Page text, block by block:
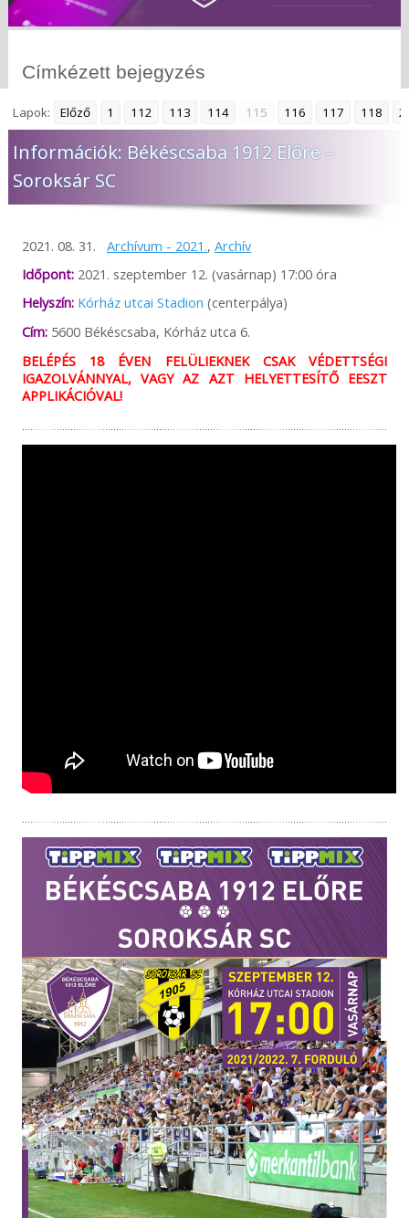
Címkézett bejegyzés
Lapok: Előző 1 112 113 114 115 116 117 118
Információk: Békéscsaba 1912 Előre –
Soroksár SC
2021. 08. 31. Archívum - 2021., Archív
Időpont: 2021. szeptember 12. (vasárnap) 17:00 óra
Helyszín: Kórház utcai Stadion (centerpálya)
Cím:5600 Békéscsaba, Kórház utca 6.
BELÉPÉS 18 ÉVEN FELÜLIEKNEK CSAK VÉDETTSÉGI
IGAZOLVÁNNYAL, VAGY AZ AZT HELYETTESÍTŐ EESZT
APPLIKÁCIÓVAL!